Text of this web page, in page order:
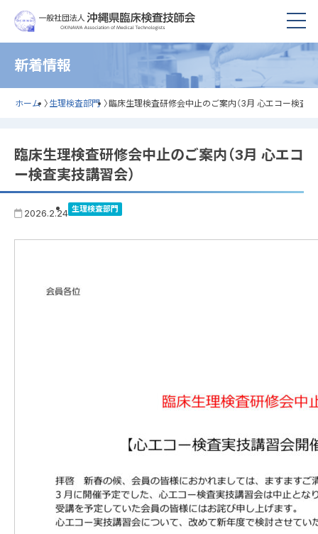
新着情報
ホーム 〉 生理検査部門 〉臨床生理検査研修会中止のご案内（3月 心エコー検査実
臨床生理検査研修会中止のご案内（3月 心エコ
ー検査実技講習会）
2026.2.24 生理検査部門